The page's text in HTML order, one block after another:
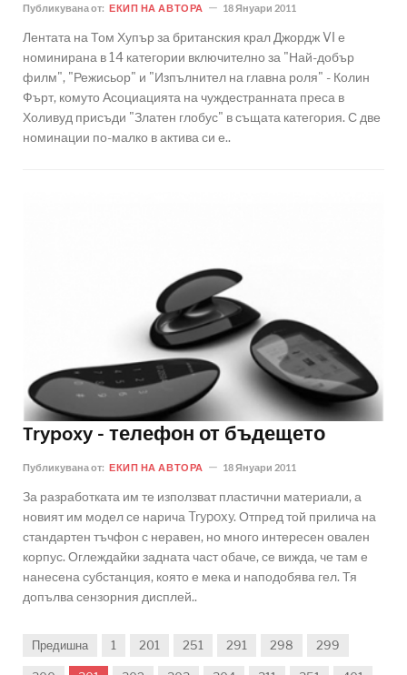
Публикувана от: ЕКИП НА АВТОРА 18 Януари 2011
Лентата на Том Хупър за британския крал Джордж VI е
номинирана в 14 категории включително за "Най-добър
филм", "Режисьор" и "Изпълнител на главна роля" - Колин
Фърт, комуто Асоциацията на чуждестранната преса в
Холивуд присъди "Златен глобус" в същата категория. С две
номинации по-малко в актива си е..
Trypoxy - телефон от бъдещето
Публикувана от: ЕКИП НА АВТОРА 18 Януари 2011
За разработката им те използват пластични материали, а
новият им модел се нарича Trypoxy. Отпред той прилича на
стандартен тъчфон с неравен, но много интересен овален
корпус. Оглеждайки задната част обаче, се вижда, че там е
нанесена субстанция, която е мека и наподобява гел. Тя
допълва сензорния дисплей..
Предишна 1 201 251 291 298 299